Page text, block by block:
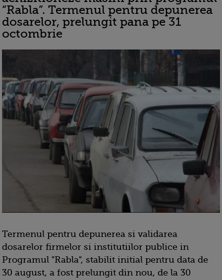
“Rabla”. Termenul pentru depunerea
dosarelor, prelungit pana pe 31
octombrie
Termenul pentru depunerea si validarea
dosarelor firmelor si institutiilor publice in
Programul "Rabla", stabilit initial pentru data de
30 august, a fost prelungit din nou, de la 30